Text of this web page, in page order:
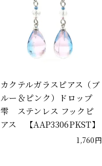
カクテルガラスピアス（ブ
ルー＆ピンク）ドロップ
雫 ステンレス フックピ
アス 【AAP3306PKST】
1,760円